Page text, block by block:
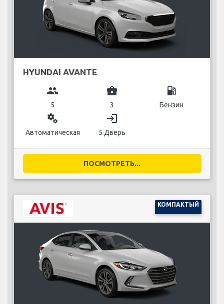
HYUNDAI AVANTE
group
5
business_center
3
local_gas_station
Бензин
miscellaneous_services
Автоматическая
login
5 Дверь
ПОСМОТРЕТЬ...
КОМПАКТЫЙ